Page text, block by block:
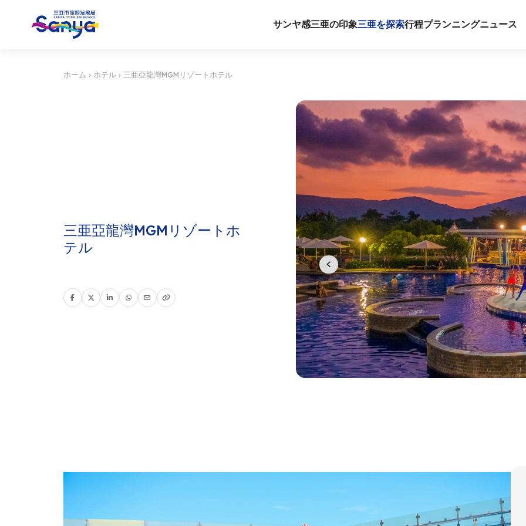
サンヤ感三亜の印象三亜を探索行程プランニングニュース
ホーム › ホテル› 三亜亞龍灣MGMリゾートホテル
三亜亞龍灣MGMリゾートホ
テル